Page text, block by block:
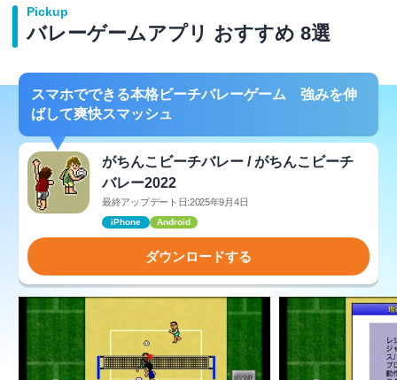
Pickup
バレーゲームアプリ おすすめ 8選
スマホでできる本格ビーチバレーゲーム 強みを伸
ばして爽快スマッシュ
がちんこビーチバレー / がちんこビーチ
バレー2022
最終アップデート日:2025年9月4日
iPhone Android
ダウンロードする